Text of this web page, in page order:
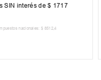
SIN interés de$ 1717
nacionales: $ 8512,4